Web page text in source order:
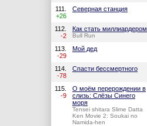
111.
+26
Северная станция
112.
-2
Как стать миллиардером
Bull Run
113.
-29
Мой дед
114.
-78
Спасти бессмертного
115.
-9
О моём перерождении в
слизь: Слёзы Синего
моря
Tensei shitara Slime Datta
Ken Movie 2: Soukai no
Namida-hen